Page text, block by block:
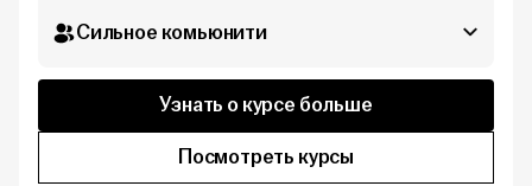
Сильное комьюнити
Узнать о курсе больше
Посмотреть курсы